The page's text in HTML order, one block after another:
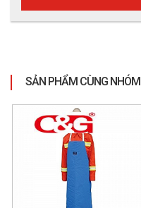
SẢN PHẨM CÙNG NHÓM